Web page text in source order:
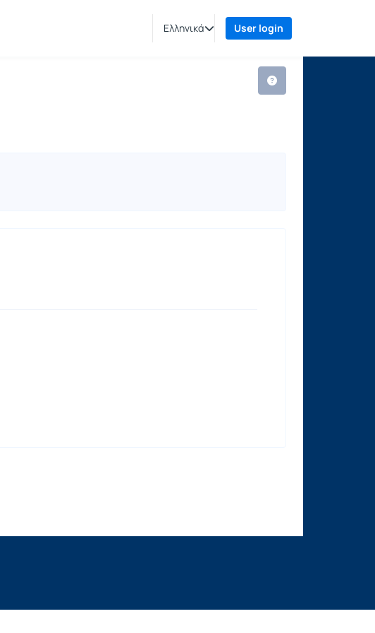
Ελληνικά User login